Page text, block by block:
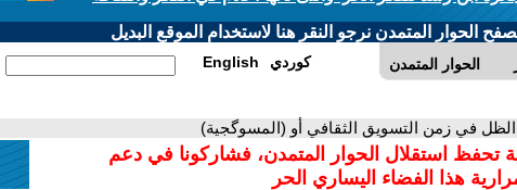
الحوار المتمدن نرجو النقر هنا لاستخدام الموقع البديل
الحوار المتمدن English كوردي
في زمن التسويق الثقافي أو (المسوگجية)
تحفظ استقلال الحوار المتمدن، فشاركونا في دعم
هذا الفضاء اليساري الحر